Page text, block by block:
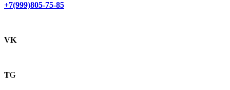
+7(999)805-75-85
VK
TG